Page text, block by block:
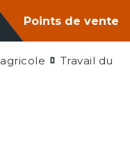
Points de vente
Travail du